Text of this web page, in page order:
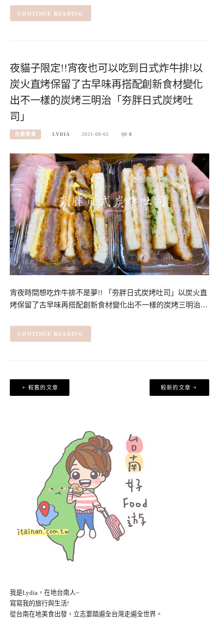
CONTINUE READING
夜貓子限定!!宵夜也可以吃到日式炸牛排!以
炭火直烤保留了古早味再搭配創新食材變化
出不一樣的炭烤三明治「夯胖日式炭烤吐
司」
台南美食 LYDIA 2021-08-02 0
宵夜時間想吃炸牛排不是夢!! 「夯胖日式炭烤吐司」以炭火直
烤保留了古早味再搭配創新食材變化出不一樣的炭烤三明治…
CONTINUE READING
章
較舊的文章 較新的文章
我是Lydia，在地台南人~
寫寫我的旅行與生活!
從台南在地美食出發，立志要踏遍全台灣走遍全世界。